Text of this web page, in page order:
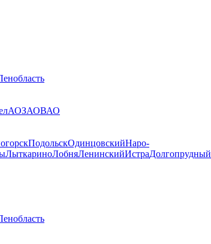
ЗАОВАО
ПодольскОдинцовскийНаро-
ЛыткариноЛобняЛенинскийИстраДолгопрудный